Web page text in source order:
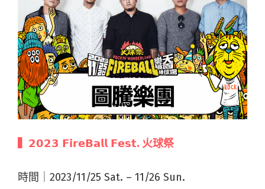
▍𝟮𝟬𝟮𝟯 𝗙𝗶𝗿𝗲𝗕𝗮𝗹𝗹 𝗙𝗲𝘀𝘁. 火球祭
時間｜2023/11/25 Sat. – 11/26 Sun.